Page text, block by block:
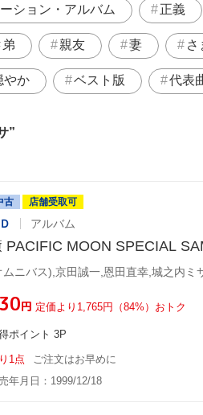
ション・アルバム 正義
弟 親友 妻 さ
やか ベスト版 代表
古 店舗受取可
アルバム
PACIFIC MOON SPECIAL
ムニバス),京田誠一,恩田直幸,城之内ミ
円 定価より1,765円（84%）おトク
ポイント 3P
1点
ご注文はお早めに
年月日：1999/12/18